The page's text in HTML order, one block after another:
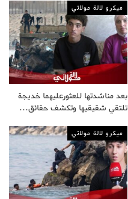
ميكرو لالة مولاتي
بعد مناشدتها للعثورعليهما خديجة
تلتقي شقيقيها وتكشف حقائق…
ميكرو لالة مولاتي